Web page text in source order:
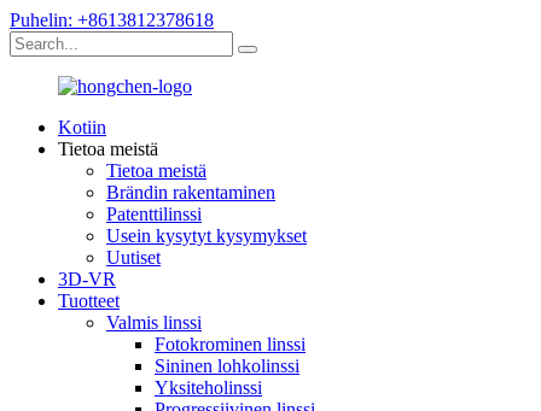
Puhelin: +8613812378618
Kotiin
Tietoa meistä
Tietoa meistä
Brändin rakentaminen
Patenttilinssi
Usein kysytyt kysymykset
Uutiset
3D-VR
Tuotteet
Valmis linssi
Fotokrominen linssi
Sininen lohkolinssi
Yksiteholinssi